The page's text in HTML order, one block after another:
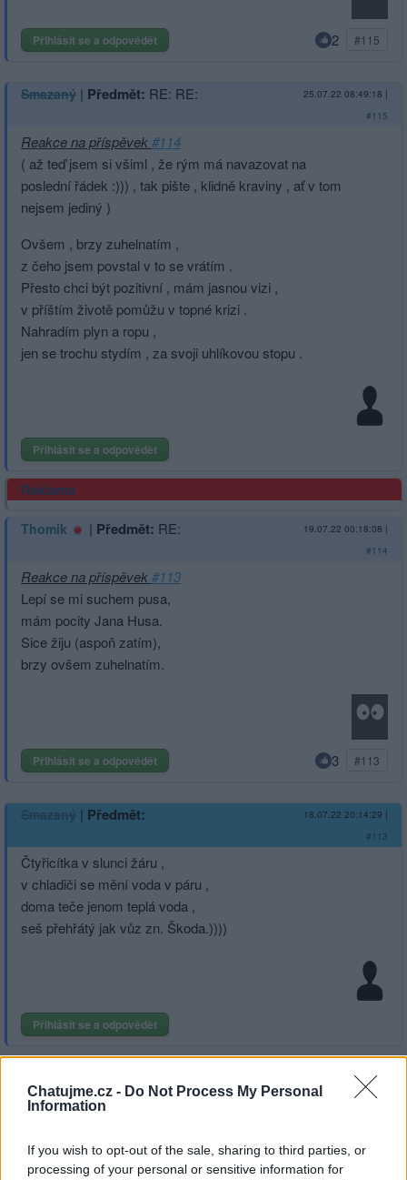
Chatujme.cz - Do Not Process My Personal
Information
If you wish to opt-out of the sale, sharing to third parties, or
processing of your personal or sensitive information for
Přihlásit se a odpovědět 2 #115
Smazaný | Předmět: RE: RE: 25.07.22 08:49:18 |
#115
Reakce na příspěvek#114
( až teď jsem si všiml , že rým má navazovat na
poslední řádek :))) , tak pište , klidně kraviny , ať v tom
nejsem jediný )
Ovšem , brzy zuhelnatím ,
z čeho jsem povstal v to se vrátím .
Přesto chci být pozitivní , mám jasnou vizi ,
v příštím životě pomůžu v topné krizi .
Nahradím plyn a ropu ,
jen se trochu stydím , za svoji uhlíkovou stopu .
Přihlásit se a odpovědět
Reklama
Thomik | Předmět: RE: 19.07.22 00:18:08 |
#114
Reakce na příspěvek#113
Lepí se mi suchem pusa,
mám pocity Jana Husa.
Sice žiju (aspoň zatím),
brzy ovšem zuhelnatím.
Přihlásit se a odpovědět 3 #113
Smazaný | Předmět: 18.07.22 20:14:29 |
#113
Čtyřicítka v slunci žáru ,
v chladiči se mění voda v páru ,
doma teče jenom teplá voda ,
seš přehřátý jak vůz zn. Škoda.))))
Přihlásit se a odpovědět
18.07.22 16:55:19
#112
propékám se v horku.
O minuty spíš než o dny